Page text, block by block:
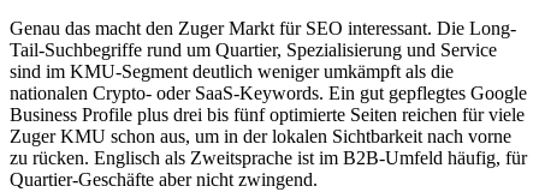
Genau das macht den Zuger Markt für SEO interessant. Die Long-
Tail-Suchbegriffe rund um Quartier, Spezialisierung und Service
sind im KMU-Segment deutlich weniger umkämpft als die
nationalen Crypto- oder SaaS-Keywords. Ein gut gepflegtes Google
Business Profile plus drei bis fünf optimierte Seiten reichen für viele
Zuger KMU schon aus, um in der lokalen Sichtbarkeit nach vorne
zu rücken. Englisch als Zweitsprache ist im B2B-Umfeld häufig, für
Quartier-Geschäfte aber nicht zwingend.